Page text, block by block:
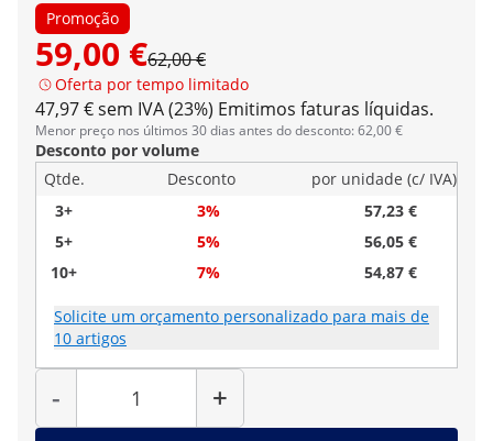
Promoção
59,00 €62,00 €
Oferta por tempo limitado
47,97 € sem IVA (23%) Emitimos faturas líquidas.
Menor preço nos últimos 30 dias antes do desconto: 62,00 €
Desconto por volume
Qtde.
Desconto
por unidade (c/ IVA)
3+
3%
57,23 €
5+
5%
56,05 €
10+
7% 54,87 €
Solicite um orçamento personalizado para mais de
10 artigos
-
Quantidade
+